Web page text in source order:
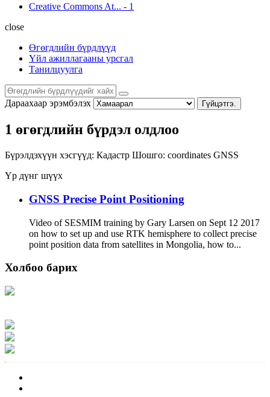
Creative Commons At... - 1
close
Өгөгдлийн бүрдлүүд
Үйл ажиллагааны урсгал
Танилцуулга
Дараахаар эрэмбэлэх Гүйцэтгэ.
1 өгөгдлийн бүрдэл олдлоо
Бүрэлдэхүүн хэсгүүд: Кадастр Шошго: coordinates GNSS
Үр дүнг шүүх
GNSS Precise Point Positioning
Video of SESMIM training by Gary Larsen on Sept 12 2017
on how to set up and use RTK hemisphere to collect precise
point position data from satellites in Mongolia, how to...
Холбоо барих